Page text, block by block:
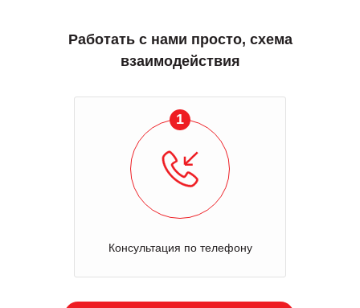
Работать с нами просто, схема
взаимодействия
1
Консультация по телефону